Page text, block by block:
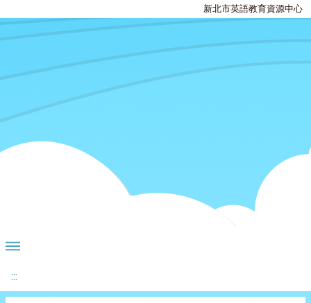
新北市英語教育資源中心
:::